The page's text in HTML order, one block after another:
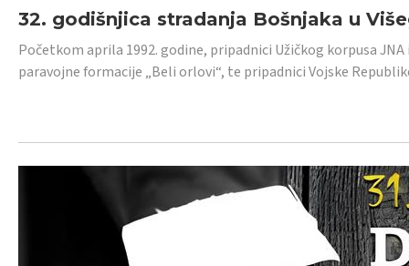
32. godišnjica stradanja Bošnjaka u
Početkom aprila 1992. godine, pripadnici Užičkog korpusa
paravojne formacije „Beli orlovi“, te pripadnici Vojske